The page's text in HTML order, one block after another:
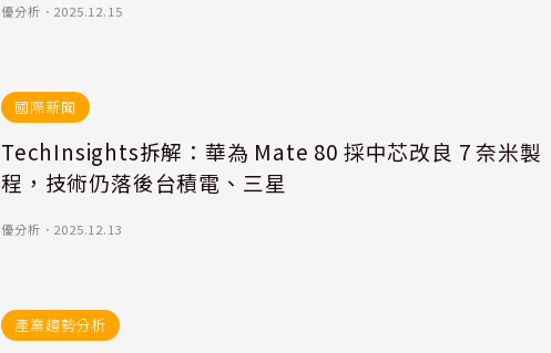
優分析 ． 2025.12.15
國際新聞
TechInsights拆解：華為 Mate 80 採中芯改良 7 奈米製
程，技術仍落後台積電、三星
優分析 ． 2025.12.13
產業趨勢分析